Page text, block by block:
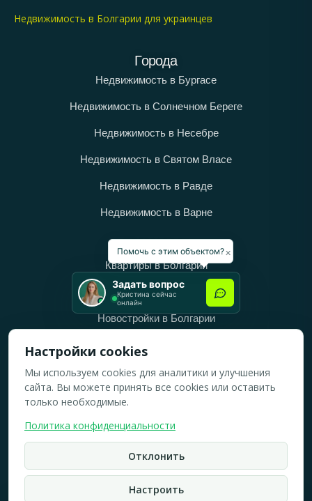
Недвижимость в Болгарии для украинцев
Города
Недвижимость в Бургасе
Недвижимость в Солнечном Береге
Недвижимость в Несебре
Недвижимость в Святом Власе
Недвижимость в Равде
Недвижимость в Варне
Категории
Квартиры в Болгарии
Дома в Болгарии
Новостройки в Болгарии
Вторичное жильё в Болгарии
Рабочее время
ПН-ПТ: 10:00 — 18:00
ВС: Выходной
2019-2026 © Все права защищены.
Политика конфидициальности
×
Помочь с этим объектом?
Задать вопрос
Кристина сейчас
онлайн
Настройки cookies
Мы используем cookies для аналитики и улучшения
сайта. Вы можете принять все cookies или оставить
только необходимые.
Политика конфиденциальности
Отклонить
Настроить